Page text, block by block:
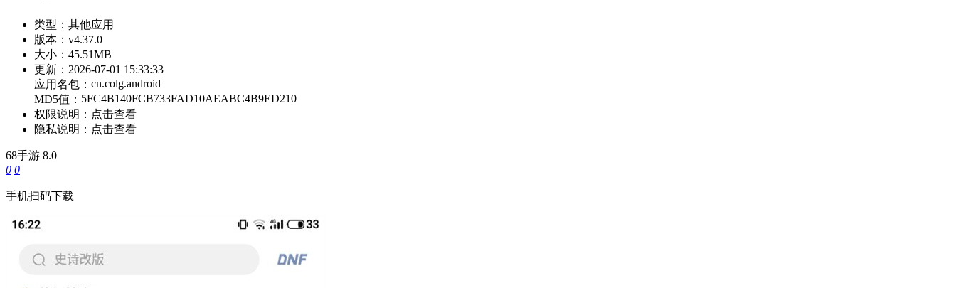
类型： 其他应用
版本： v4.37.0
大小： 45.51MB
更新： 2026-07-01 15:33:33
应用名包： cn.colg.android
MD5值： 5FC4B140FCB733FAD10AEABC4B9ED210
权限说明： 点击查看
隐私说明： 点击查看
68手游 8.0
0 0
手机扫码下载